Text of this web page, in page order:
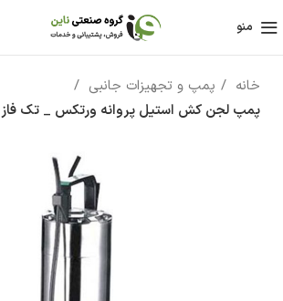
منو
خانه
پمپ و تجهیزات جانبی
پمپ لجن کش استیل پروانه ورتکس _ تک فاز SSA 50-14